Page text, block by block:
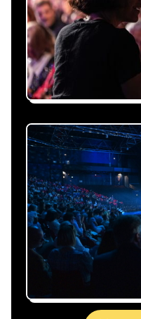
sous 24h avec une
personnalisée,
événement et à
Nous nous
tout
Gestion du
conférencier,
êtes accompagné
de temps ni